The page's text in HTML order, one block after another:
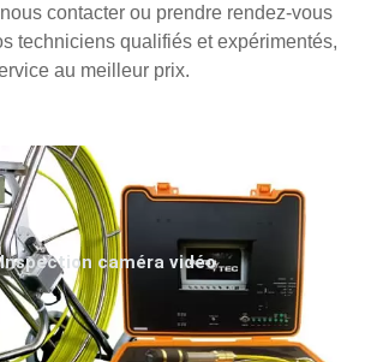
contacter ou prendre rendez-vous
techniciens qualifiés et expérimentés,
au meilleur prix.
Inspection caméra vidéo